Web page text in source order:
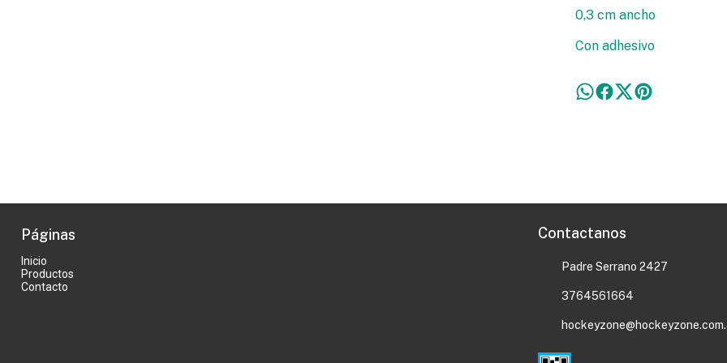
0,3 cm ancho
Con adhesivo
Páginas
Inicio
Productos
Contacto
Contactanos
Padre Serrano 2427
3764561664